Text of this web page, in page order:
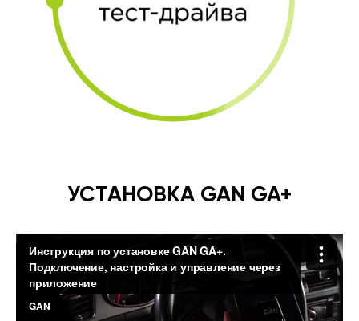
УСТАНОВКА GAN GA+